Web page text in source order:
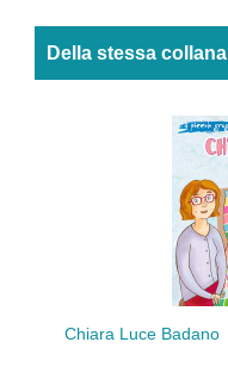
Della stessa collana
Chiara Luce Badano